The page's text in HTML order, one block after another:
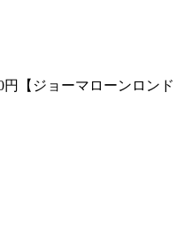
円【ジョーマローンロンド